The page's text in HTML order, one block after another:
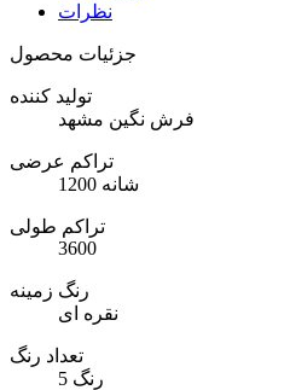
نظرات
جزئیات محصول
تولید کننده
فرش نگین مشهد
تراکم عرضی
1200 شانه
تراکم طولی
3600
رنگ زمینه
نقره ای
تعداد رنگ
5 رنگ